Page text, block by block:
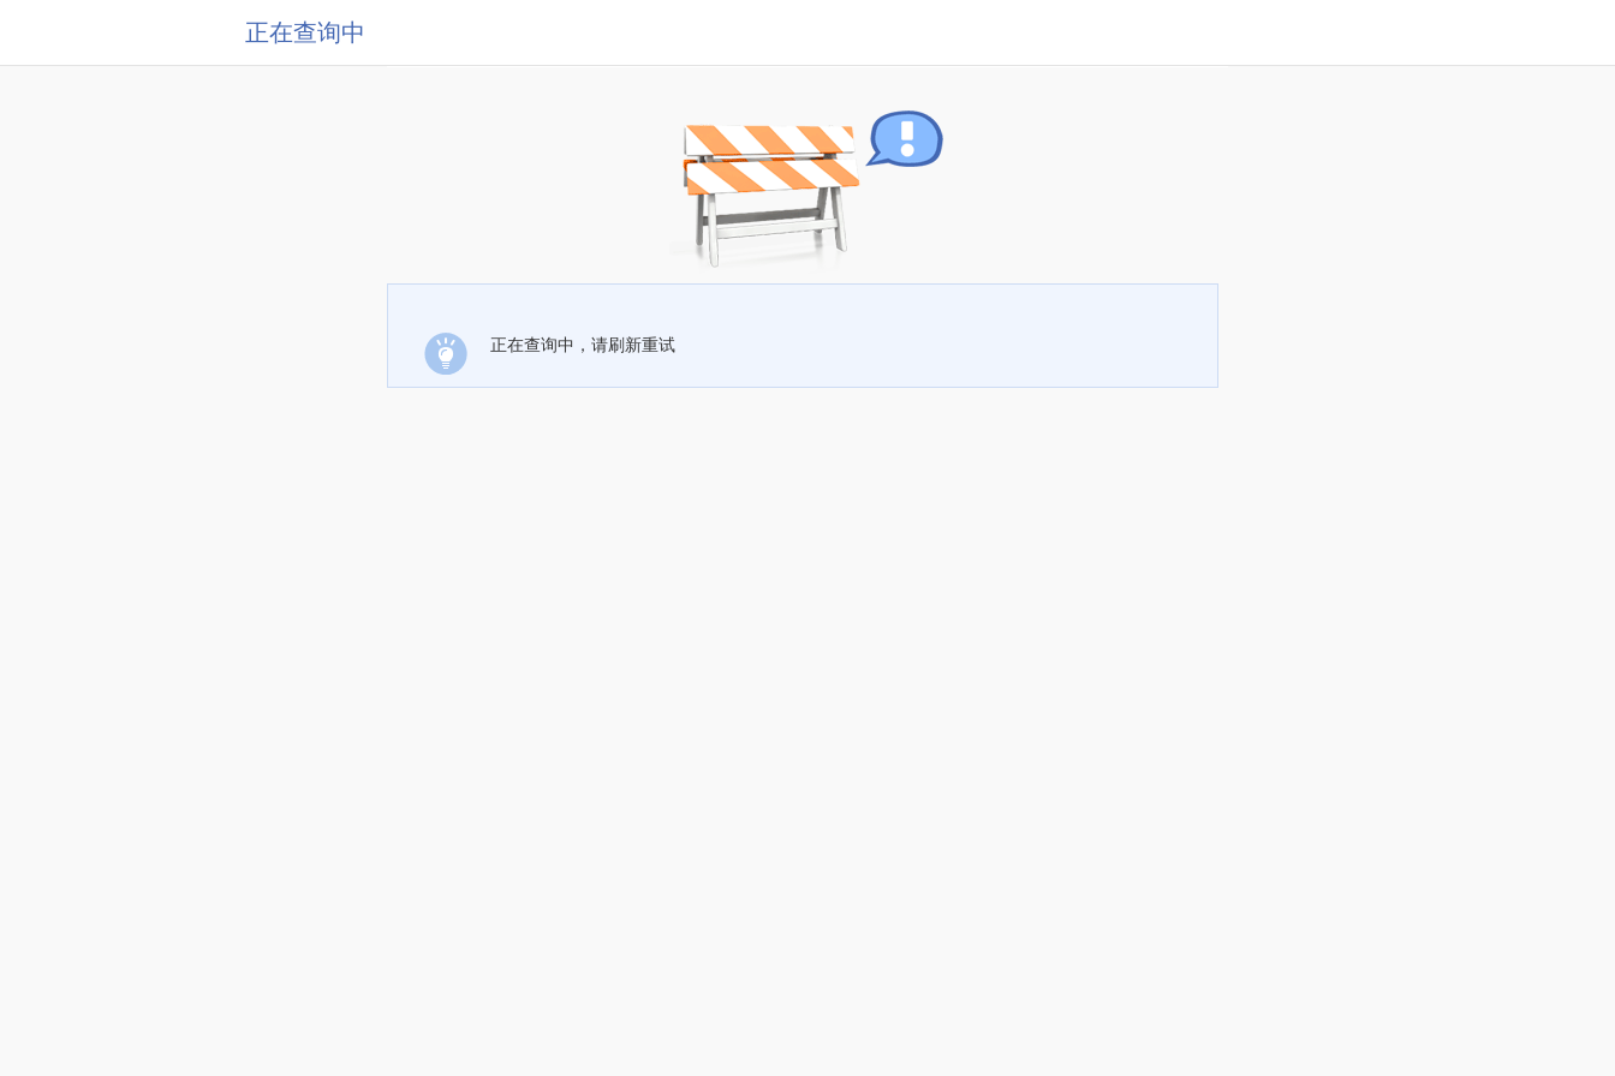
正在查询中
正在查询中，请刷新重试